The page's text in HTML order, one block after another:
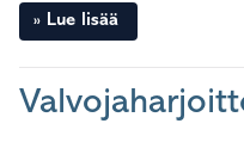
Lue lisää